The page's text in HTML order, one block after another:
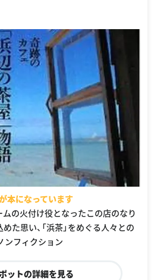
本になっています
ムの火付け役となったこの店のなり
た思い、「浜茶」をめぐる人々との
ンフィクション
ットの詳細を見る